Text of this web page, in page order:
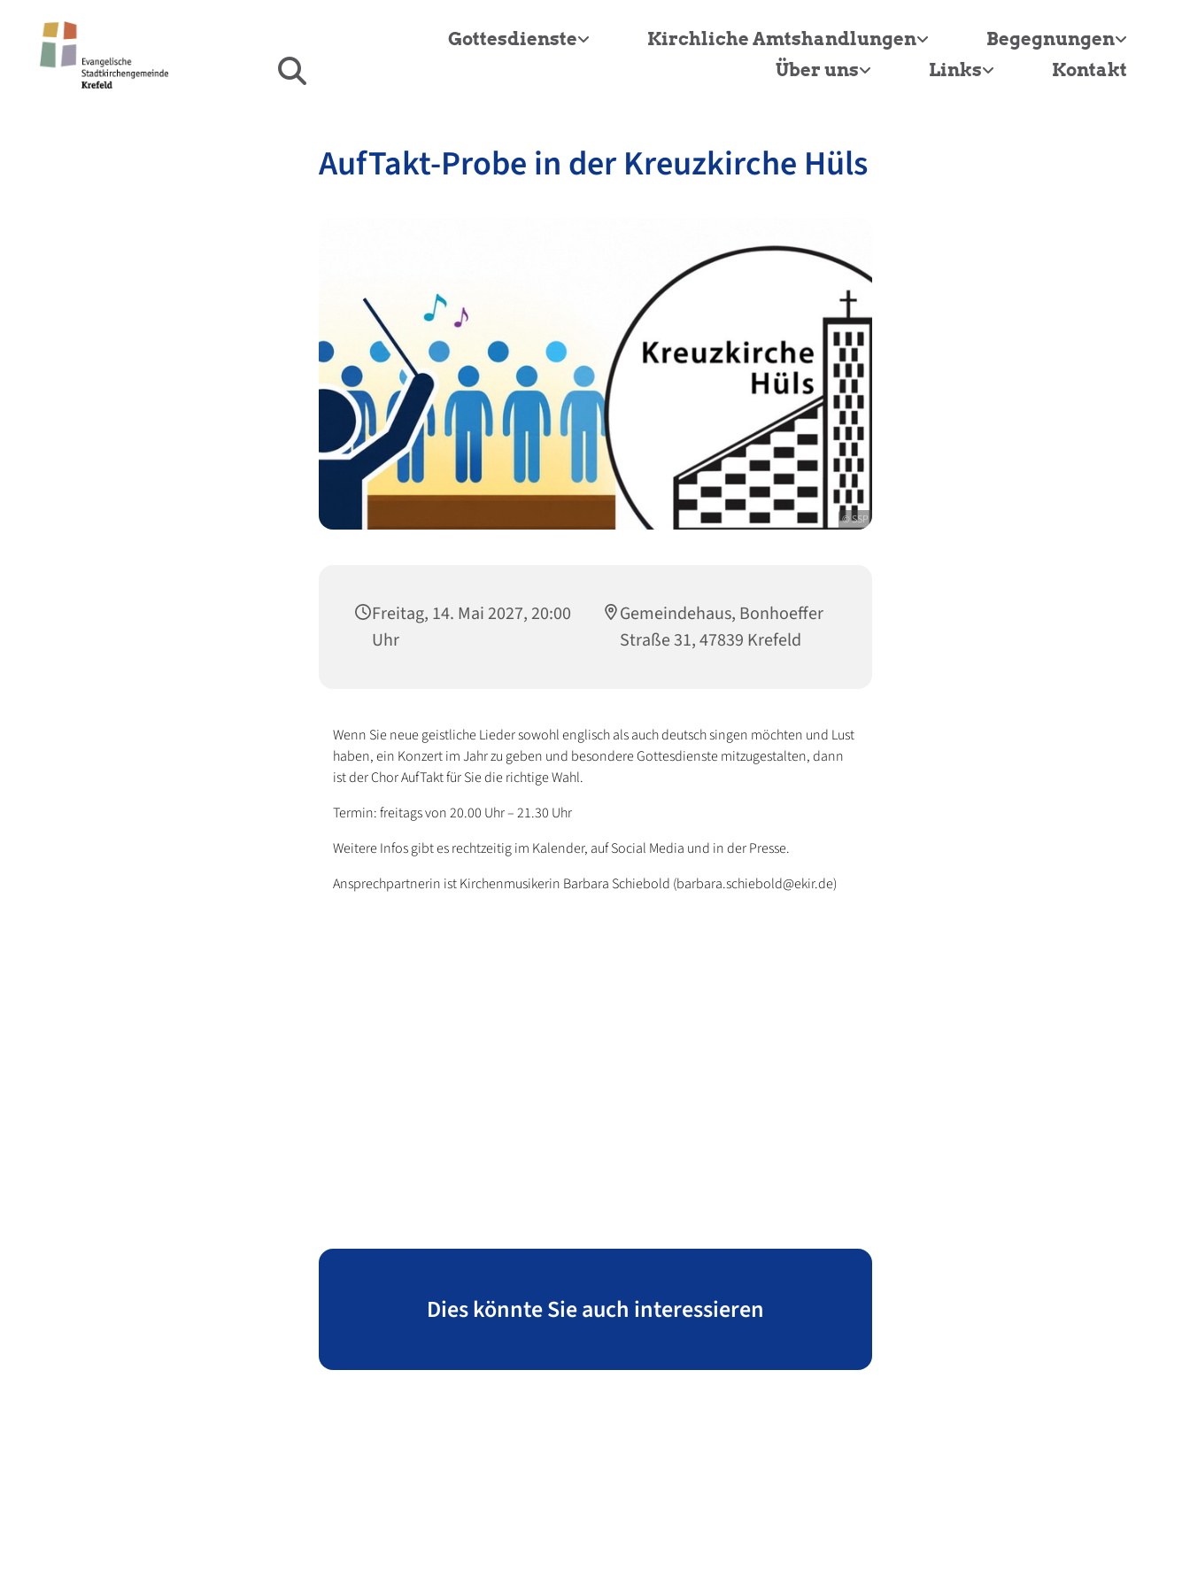
Gottesdienste Kirchliche Amtshandlungen
Begegnungen
Über uns
Links Kontakt
AufTakt-Probe in der Kreuzkirche Hüls
© SSP
Freitag, 14. Mai 2027, 20:00
Uhr
Gemeindehaus, Bonhoeffer
Straße 31, 47839 Krefeld
Wenn Sie neue geistliche Lieder sowohl englisch als auch deutsch singen möchten und Lust
haben, ein Konzert im Jahr zu geben und besondere Gottesdienste mitzugestalten, dann
ist der Chor AufTakt für Sie die richtige Wahl.
Termin: freitags von 20.00 Uhr – 21.30 Uhr
Weitere Infos gibt es rechtzeitig im Kalender, auf Social Media und in der Presse.
Ansprechpartnerin ist Kirchenmusikerin Barbara Schiebold (barbara.schiebold@ekir.de)
Dies könnte Sie auch interessieren